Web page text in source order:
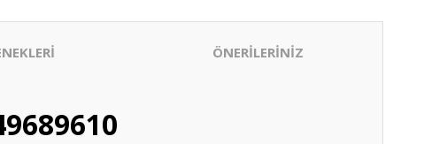
ÖNERİLERİNİZ